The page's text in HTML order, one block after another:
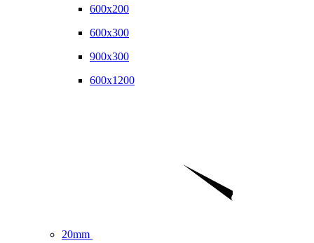
600x200
600x300
900x300
600x1200
20mm